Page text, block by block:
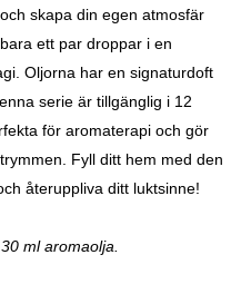
skapa din egen atmosfär
ett par droppar i en
Oljorna har en signaturdoft
serie är tillgänglig i 12
för aromaterapi och gör
Fyll ditt hem med den
återuppliva ditt luktsinne!
ml aromaolja.